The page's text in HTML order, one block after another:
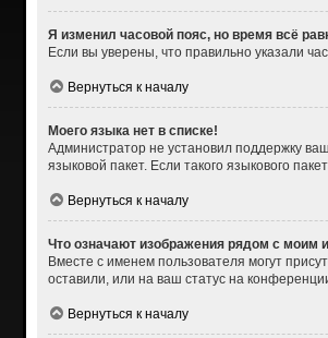
Я изменил часовой пояс, но время всё
Если вы уверены, что правильно указали
Вернуться к началу
Моего языка нет в списке!
Администратор не установил поддержку
языковой пакет. Если такого языкового
Вернуться к началу
Что означают изображения рядом с моим
Вместе с именем пользователя могут
оставили, или на ваш статус на
Вернуться к началу